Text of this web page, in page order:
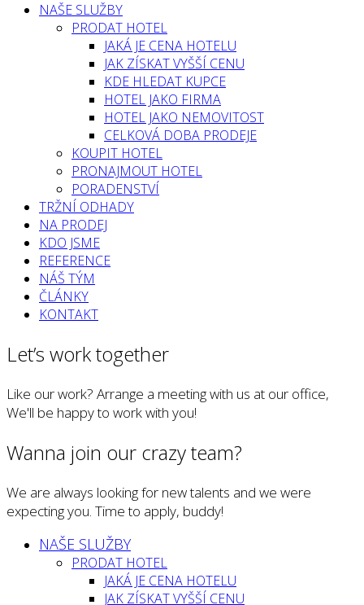
NAŠE SLUŽBY
PRODAT HOTEL
JAKÁ JE CENA HOTELU
JAK ZÍSKAT VYŠŠÍ CENU
KDE HLEDAT KUPCE
HOTEL JAKO FIRMA
HOTEL JAKO NEMOVITOST
CELKOVÁ DOBA PRODEJE
KOUPIT HOTEL
PRONAJMOUT HOTEL
PORADENSTVÍ
TRŽNÍ ODHADY
NA PRODEJ
KDO JSME
REFERENCE
NÁŠ TÝM
ČLÁNKY
KONTAKT
Let’s work together
Like our work? Arrange a meeting with us at our office,
We'll be happy to work with you!
Wanna join our crazy team?
We are always looking for new talents and we were
expecting you. Time to apply, buddy!
NAŠE SLUŽBY
PRODAT HOTEL
JAKÁ JE CENA HOTELU
JAK ZÍSKAT VYŠŠÍ CENU